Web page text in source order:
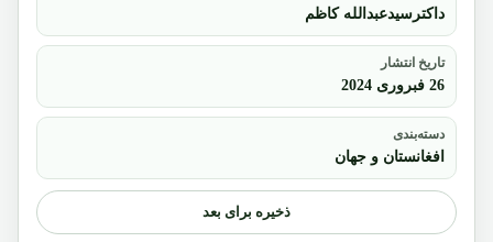
داکترسیدعبدالله کاظم
تاریخ انتشار
26 فبروری 2024
دسته‌بندی
افغانستان و جهان
ذخیره برای بعد